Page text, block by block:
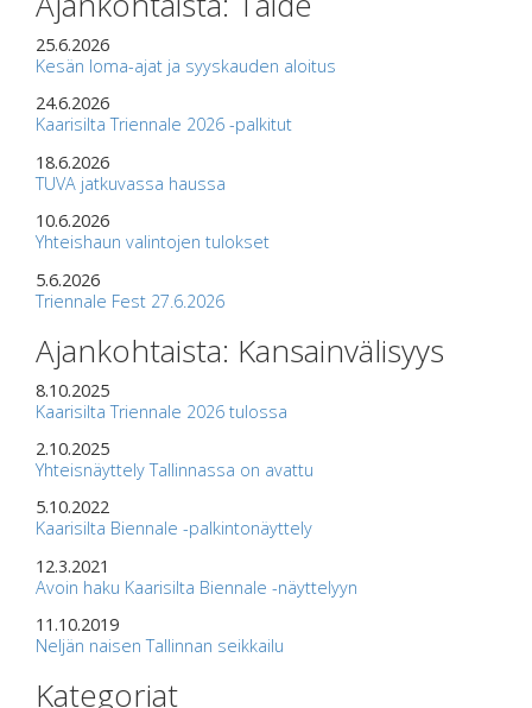
25.6.2026
Kesän loma-ajat ja syyskauden aloitus
24.6.2026
Kaarisilta Triennale 2026 -palkitut
18.6.2026
TUVA jatkuvassa haussa
10.6.2026
Yhteishaun valintojen tulokset
5.6.2026
Triennale Fest 27.6.2026
Ajankohtaista: Kansainvälisyys
8.10.2025
Kaarisilta Triennale 2026 tulossa
2.10.2025
Yhteisnäyttely Tallinnassa on avattu
5.10.2022
Kaarisilta Biennale -palkintonäyttely
12.3.2021
Avoin haku Kaarisilta Biennale -näyttelyyn
11.10.2019
Neljän naisen Tallinnan seikkailu
Kategoriat